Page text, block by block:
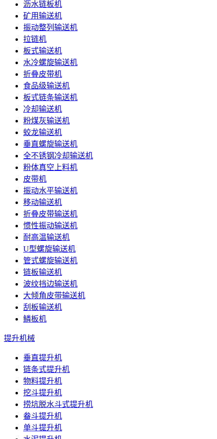
沥水链板机
矿用输送机
振动整列输送机
拉链机
板式输送机
水冷螺旋输送机
折叠皮带机
食品级输送机
板式链条输送机
冷却输送机
粉煤灰输送机
蛟龙输送机
垂直螺旋输送机
全不锈钢冷却输送机
粉体真空上料机
皮带机
振动水平输送机
移动输送机
折叠皮带输送机
惯性振动输送机
耐高温输送机
U型螺旋输送机
管式螺旋输送机
链板输送机
波纹挡边输送机
大倾角皮带输送机
刮板输送机
鳞板机
提升机械
垂直提升机
链条式提升机
物料提升机
挖斗提升机
捞坑脱水斗式提升机
畚斗提升机
单斗提升机